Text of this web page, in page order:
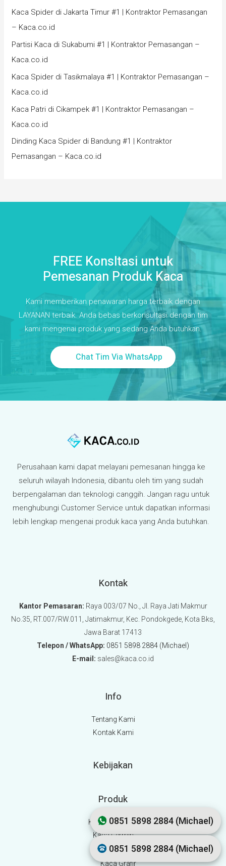
Kaca Spider di Jakarta Timur #1 | Kontraktor Pemasangan
– Kaca.co.id
Partisi Kaca di Sukabumi #1 | Kontraktor Pemasangan –
Kaca.co.id
Kaca Spider di Tasikmalaya #1 | Kontraktor Pemasangan –
Kaca.co.id
Kaca Patri di Cikampek #1 | Kontraktor Pemasangan –
Kaca.co.id
Dinding Kaca Spider di Bandung #1 | Kontraktor
Pemasangan – Kaca.co.id
FREE Konsltasi untuk
Pemesanan Produk Kaca
Kami memberikan penawaran harga terbaik dengan
LAYANAN terbaik. Anda bebas berkonsultasi dengan tim
kami mengenai produk yang sedang Anda butuhkan.
Chat Tim Via WhatsApp
Perusahaan kami dapat melayani pemesanan hingga ke
seluruh wilayah Indonesia, dibantu oleh tim yang sudah
berpengalaman dan teknologi canggih. Jangan ragu untuk
menghubungi Customer Service untuk dapatkan informasi
lebih lengkap mengenai produk kaca yang Anda butuhkan.
Kontak
Kantor Pemasaran: Raya 003/07 No., Jl. Raya Jati Makmur
No.35, RT.007/RW.011, Jatimakmur, Kec. Pondokgede, Kota Bks,
Jawa Barat 17413
Telepon / WhatsApp: 0851 5898 2884 (Michael)
E-mail: sales@kaca.co.id
0851 5898 2884 (Michael)
0851 5898 2884 (Michael)
Info
Tentang Kami
Kontak Kami
Kebijakan
Produk
Kaca Tempered
Kaca Cermin
Kaca Hias
Kaca Grafir